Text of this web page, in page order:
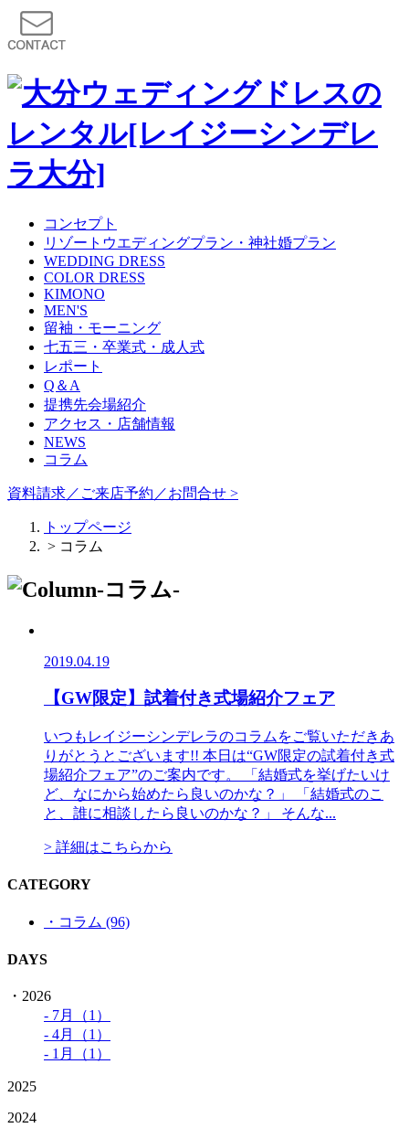
コンセプト
リゾートウエディングプラン・神社婚プラン
WEDDING DRESS
COLOR DRESS
KIMONO
MEN'S
留袖・モーニング
七五三・卒業式・成人式
レポート
Q＆A
提携先会場紹介
アクセス・店舗情報
NEWS
コラム
資料請求／ご来店予約／お問合せ >
トップページ
> コラム
2019.04.19
【GW限定】試着付き式場紹介フェア
いつもレイジーシンデレラのコラムをご覧いただきあ
りがとうとございます!! 本日は“GW限定の試着付き式
場紹介フェア”のご案内です。 「結婚式を挙げたいけ
ど、なにから始めたら良いのかな？」 「結婚式のこ
と、誰に相談したら良いのかな？」 そんな...
> 詳細はこちらから
CATEGORY
・コラム (96)
DAYS
・2026
- 7月（1）
- 4月（1）
- 1月（1）
2025
2024